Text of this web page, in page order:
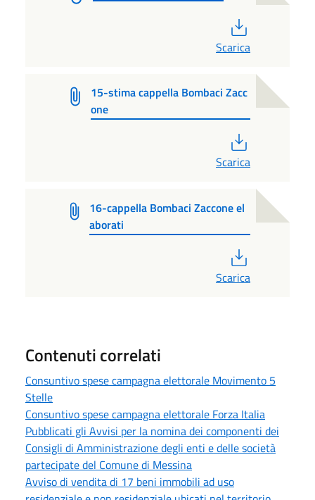
Scarica
15-stima cappella Bombaci Zacc
one
Scarica
16-cappella Bombaci Zaccone el
aborati
Scarica
Contenuti correlati
Consuntivo spese campagna elettorale Movimento 5
Stelle
Consuntivo spese campagna elettorale Forza Italia
Pubblicati gli Avvisi per la nomina dei componenti dei
Consigli di Amministrazione degli enti e delle società
partecipate del Comune di Messina
Avviso di vendita di 17 beni immobili ad uso